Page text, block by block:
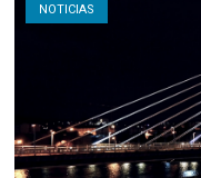
NOTICIAS